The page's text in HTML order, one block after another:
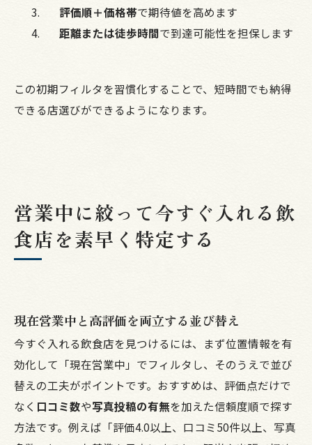
評価順＋価格帯で期待値を高めます
距離または徒歩時間で到達可能性を担保します
この初期フィルタを習慣化することで、短時間でも納得
できる店選びができるようになります。
営業中に絞って今すぐ入れる飲
食店を素早く特定する
現在営業中と高評価を両立する並び替え
今すぐ入れる飲食店を見つけるには、まず位置情報を有
効化して「現在営業中」でフィルタし、そのうえで並び
替えの工夫がポイントです。おすすめは、評価点だけで
なく 口コミ数や写真投稿の有無を加えた信頼度順で探す
方法です。例えば「評価4.0以上、口コミ50件以上、写真